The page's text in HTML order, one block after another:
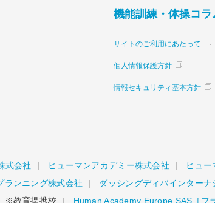
機能訓練・体操コラ
サイトのご利用にあたって
個人情報保護方針
情報セキュリティ基本方針
式会社 ヒューマンアカデミー株式会社 ヒュー
ランニング株式会社 ダッシングディバインターナ
※教育提携校 Human Academy Europe SAS［フ